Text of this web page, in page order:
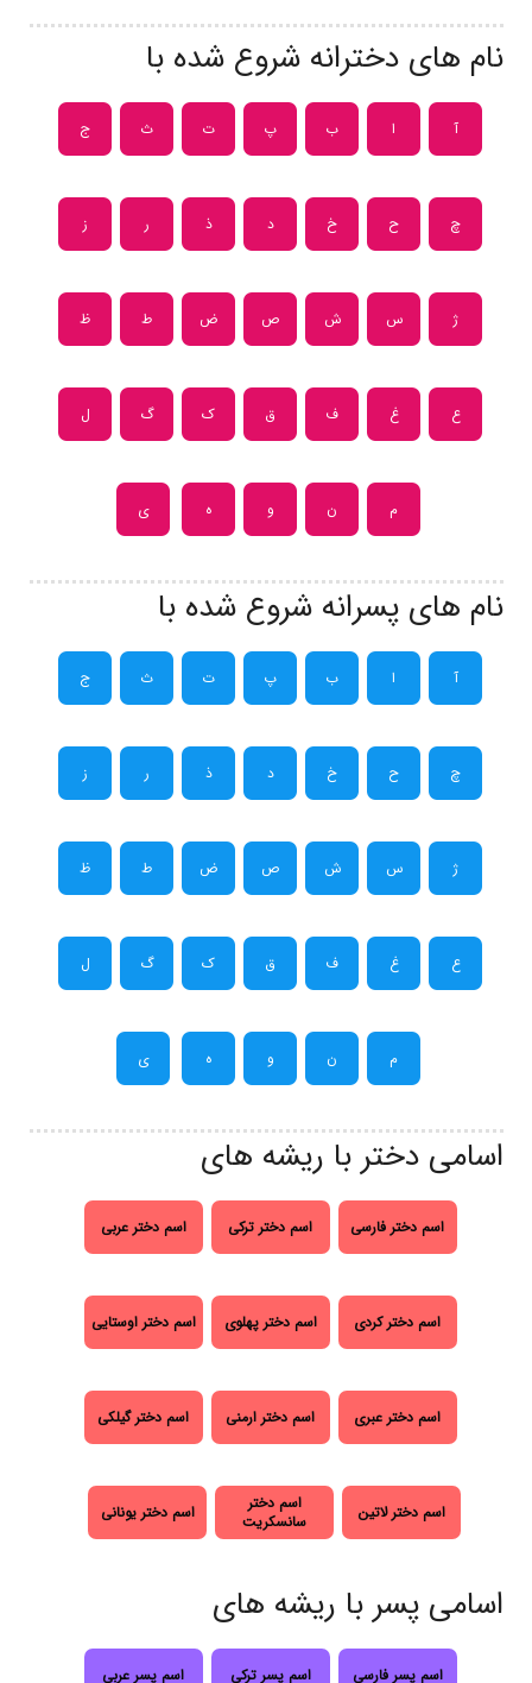
نام های دخترانه شروع شده با
آ ا ب پ ت ث ج
چ ح خ د ذ ر ز
ژ س ش ص ض ط ظ
ع غ ف ق ک گ ل
م ن و ه ی
نام های پسرانه شروع شده با
آ ا ب پ ت ث ج
چ ح خ د ذ ر ز
ژ س ش ص ض ط ظ
ع غ ف ق ک گ ل
م ن و ه ی
اسامی دختر با ریشه های
اسم دختر فارسی اسم دختر ترکی اسم دختر عربی
اسم دختر کردی اسم دختر پهلوی اسم دختر اوستایی
اسم دختر عبری اسم دختر ارمنی اسم دختر گیلکی
اسم دختر لاتین
اسم دختر
سانسکریت
اسم دختر یونانی
اسامی پسر با ریشه های
اسم پسر فارسی اسم پسر ترکی اسم پسر عربی